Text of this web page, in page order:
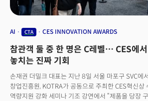
AI CTA CES INNOVATION AWARDS
참관객 둘 중 한 명은 C레벨… CES에서
놓치는 진짜 기회
손재권 더밀크 대표는 지난 8일 서울 마포구 SVC에
창업진흥원, KOTRA가 공동으로 주최한 CES혁신상
역량지원 강화 세미나 기조 강연에서 “제품을 당장